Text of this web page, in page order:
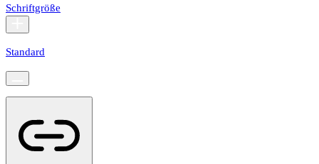
Schriftgröße
Standard